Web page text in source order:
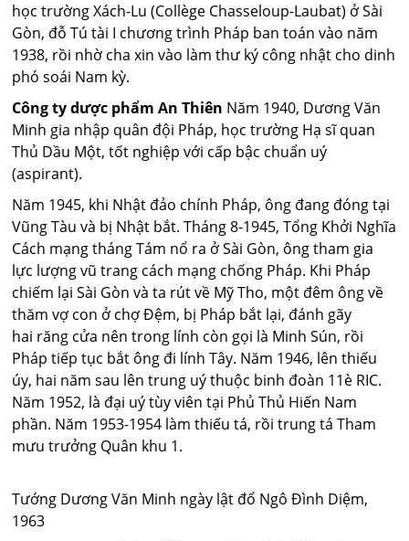
học trường Xách-Lu (Collège Chasseloup-Laubat) ở Sài
Gòn, đỗ Tú tài I chương trình Pháp ban toán vào năm
1938, rồi nhờ cha xin vào làm thư ký công nhật cho dinh
phó soái Nam kỳ.
Công ty dược phẩm An Thiên Năm 1940, Dương Văn
Minh gia nhập quân đội Pháp, học trường Hạ sĩ quan
Thủ Dầu Một, tốt nghiệp với cấp bậc chuẩn uý
(aspirant).
Năm 1945, khi Nhật đảo chính Pháp, ông đang đóng tại
Vũng Tàu và bị Nhật bắt. Tháng 8-1945, Tổng Khởi Nghĩa
Cách mạng tháng Tám nổ ra ở Sài Gòn, ông tham gia
lực lượng vũ trang cách mạng chống Pháp. Khi Pháp
chiếm lại Sài Gòn và ta rút về Mỹ Tho, một đêm ông về
thăm vợ con ở chợ Đệm, bị Pháp bắt lại, đánh gãy
hai răng cửa nên trong lính còn gọi là Minh Sún, rồi
Pháp tiếp tục bắt ông đi lính Tây. Năm 1946, lên thiếu
úy, hai năm sau lên trung uý thuộc binh đoàn 11è RIC.
Năm 1952, là đại uý tùy viên tại Phủ Thủ Hiến Nam
phần. Năm 1953-1954 làm thiếu tá, rồi trung tá Tham
mưu trưởng Quân khu 1.
Tướng Dương Văn Minh ngày lật đổ Ngô Đình Diệm,
1963